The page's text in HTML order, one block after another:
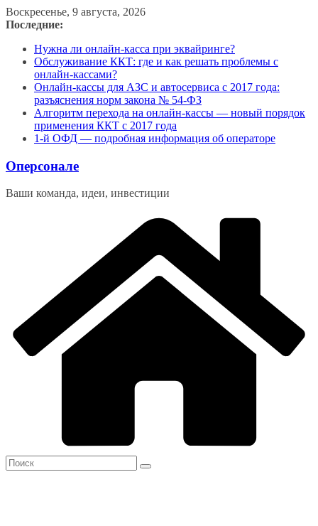
Перейти
к
Воскресенье, 9 августа, 2026
Последние:
Нужна ли онлайн-касса при эквайринге?
Обслуживание ККТ: где и как решать проблемы с
онлайн-кассами?
Онлайн-кассы для АЗС и автосервиса с 2017 года:
разъяснения норм закона № 54-ФЗ
Алгоритм перехода на онлайн-кассы — новый порядок
применения ККТ с 2017 года
1-й ОФД — подробная информация об операторе
Оперсонале
Ваши команда, идеи, инвестиции